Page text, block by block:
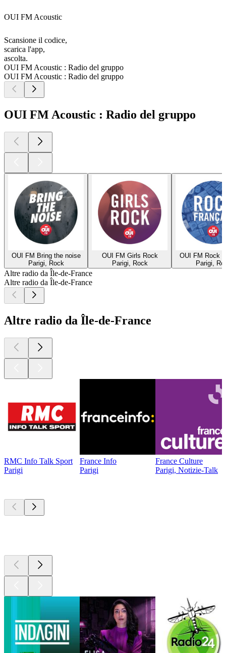
OUI FM Acoustic
Scansione il codice,
scarica l'app,
ascolta.
OUI FM Acoustic : Radio del gruppo
OUI FM Acoustic : Radio del gruppo
OUI FM Acoustic : Radio del gruppo
OUI FM Bring the noise
Parigi, Rock
OUI FM Girls Rock
Parigi, Rock
OUI FM Rock
Parigi,
Altre radio da Île-de-France
Altre radio da Île-de-France
Altre radio da Île-de-France
RMC Info Talk Sport
Parigi
France Info
Parigi
France Culture
Parigi, Notizie-Talk